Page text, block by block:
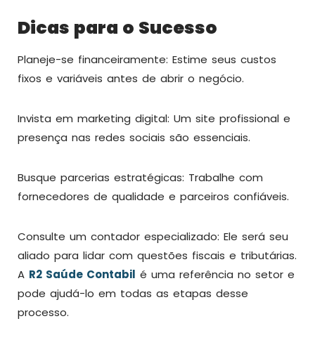
Dicas para o Sucesso
Planeje-se financeiramente: Estime seus custos
fixos e variáveis antes de abrir o negócio.
Invista em marketing digital: Um site profissional e
presença nas redes sociais são essenciais.
Busque parcerias estratégicas: Trabalhe com
fornecedores de qualidade e parceiros confiáveis.
Consulte um contador especializado: Ele será seu
aliado para lidar com questões fiscais e tributárias.
A R2 Saúde Contabil é uma referência no setor e
pode ajudá-lo em todas as etapas desse
processo.